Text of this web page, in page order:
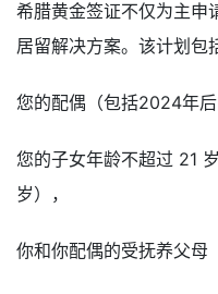
希腊黄金签证不仅为主申
居留解决方案。该计划包
您的配偶（包括2024年后
您的子女年龄不超过 21
岁），
你和你配偶的受抚养父母